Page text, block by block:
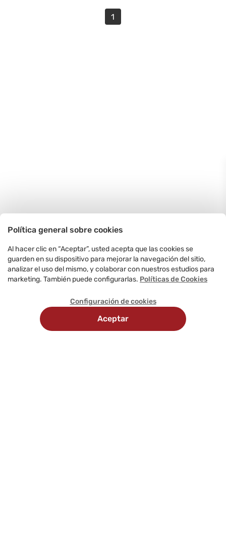
1
Política general sobre cookies
Al hacer clic en “Aceptar”, usted acepta que las cookies se
guarden en su dispositivo para mejorar la navegación del sitio,
analizar el uso del mismo, y colaborar con nuestros estudios para
marketing. También puede configurarlas. Políticas de Cookies
Configuración de cookies
Aceptar